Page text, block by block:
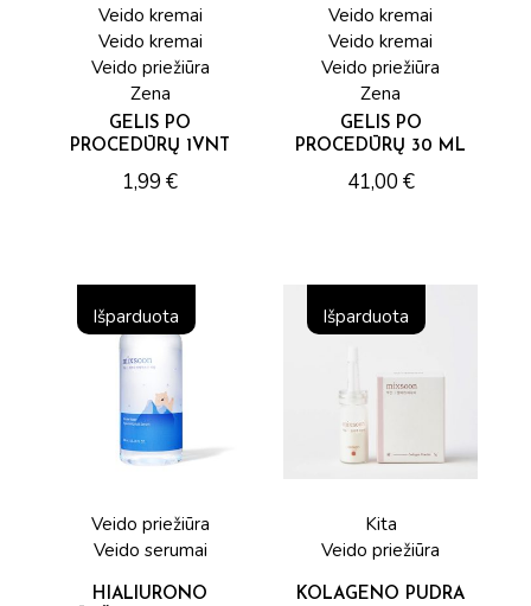
Veido kremai
Veido kremai
Veido priežiūra
Zena
GELIS PO
PROCEDŪRŲ 1VNT
1,99€
Veido kremai
Veido kremai
Veido priežiūra
Zena
GELIS PO
PROCEDŪRŲ 30 ML
41,00 €
Išparduota
Veido priežiūra
Veido serumai
HIALIURONO
Išparduota
Kita
Veido priežiūra
KOLAGENO PUDRA